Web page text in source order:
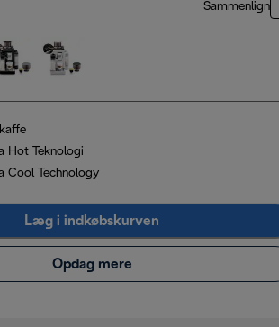
Sammenlign
Hot Teknologi
Cool Technology
Læg i indkøbskurven
Opdag mere